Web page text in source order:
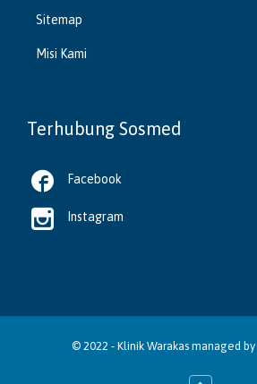
Sitemap
Misi Kami
Terhubung Sosmed
 Facebook
 Instagram
© 2022 - Klinik Warakas managed by